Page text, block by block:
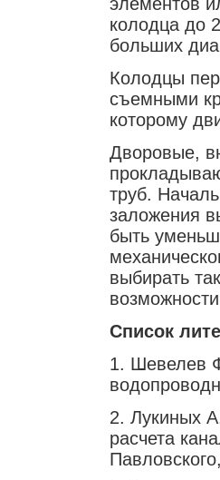
колодца до
больших
Колодцы
съемными
которому
Дворовые,
труб.
заложения
быть
выбирать
Список
1. Шевелев
2. Лукиных
расчета